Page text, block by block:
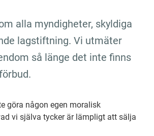
alla myndigheter, skyldiga
lagstiftning. Vi utmäter
så länge det inte finns
göra någon egen moralisk
vi själva tycker är lämpligt att sälja